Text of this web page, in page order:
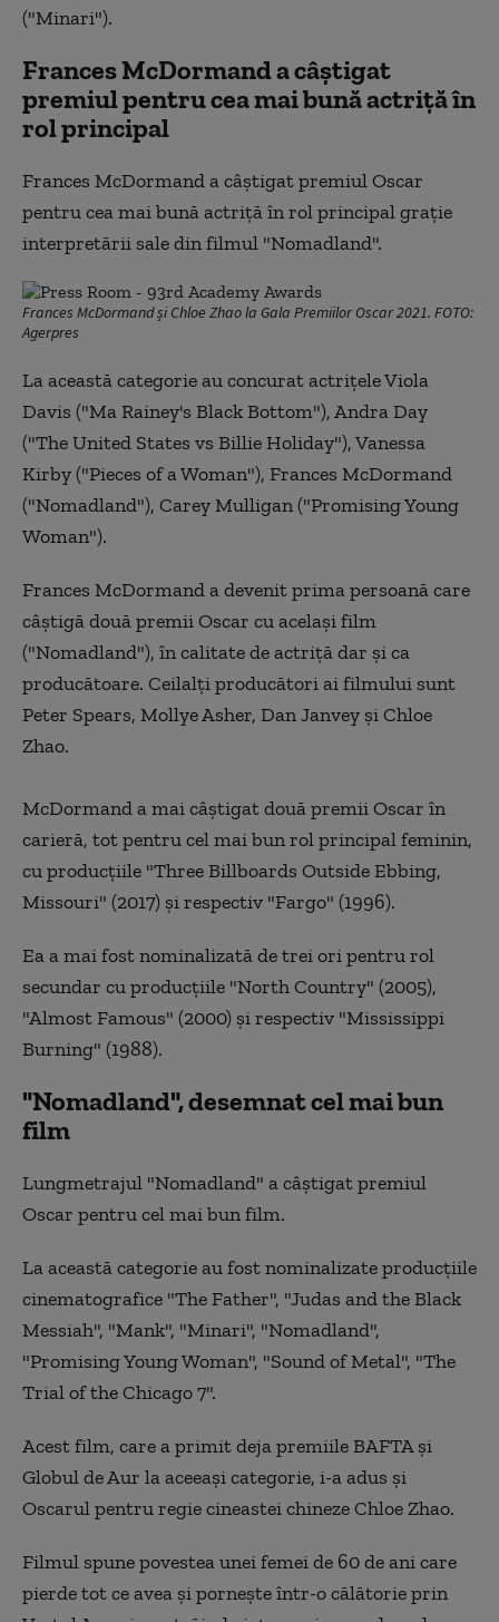
("Minari").
Frances McDormand a câştigat
premiul pentru cea mai bună actriţă în
rol principal
Frances McDormand a câştigat premiul Oscar
pentru cea mai bună actriţă în rol principal graţie
interpretării sale din filmul "Nomadland".
Frances McDormand și Chloe Zhao la Gala Premiilor Oscar 2021. FOTO:
Agerpres
La această categorie au concurat actriţele Viola
Davis ("Ma Rainey's Black Bottom"), Andra Day
("The United States vs Billie Holiday"), Vanessa
Kirby ("Pieces of a Woman"), Frances McDormand
("Nomadland"), Carey Mulligan ("Promising Young
Woman").
Frances McDormand a devenit prima persoană care
câştigă două premii Oscar cu acelaşi film
("Nomadland"), în calitate de actriţă dar şi ca
producătoare. Ceilalţi producători ai filmului sunt
Peter Spears, Mollye Asher, Dan Janvey şi Chloe
Zhao.
McDormand a mai câştigat două premii Oscar în
carieră, tot pentru cel mai bun rol principal feminin,
cu producţiile "Three Billboards Outside Ebbing,
Missouri" (2017) şi respectiv "Fargo" (1996).
Ea a mai fost nominalizată de trei ori pentru rol
secundar cu producţiile "North Country" (2005),
"Almost Famous" (2000) şi respectiv "Mississippi
Burning" (1988).
"Nomadland", desemnat cel mai bun
film
Lungmetrajul "Nomadland" a câştigat premiul
Oscar pentru cel mai bun film.
La această categorie au fost nominalizate producţiile
cinematografice "The Father", "Judas and the Black
Messiah", "Mank", "Minari", "Nomadland",
"Promising Young Woman", "Sound of Metal", "The
Trial of the Chicago 7".
Acest film, care a primit deja premiile BAFTA şi
Globul de Aur la aceeaşi categorie, i-a adus şi
Oscarul pentru regie cineastei chineze Chloe Zhao.
Filmul spune povestea unei femei de 60 de ani care
pierde tot ce avea şi porneşte într-o călătorie prin